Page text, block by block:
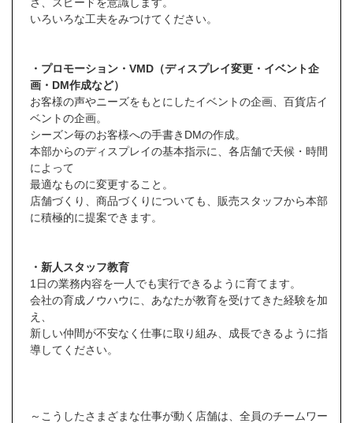
いろいろな工夫をみつけてください。
・プロモーション・VMD（ディスプレイ変更・イベント企
画・DM作成など）
お客様の声やニーズをもとにしたイベントの企画、百貨店イ
ベントの企画。
シーズン毎のお客様への手書きDMの作成。
本部からのディスプレイの基本指示に、各店舗で天候・時間
によって
最適なものに変更すること。
店舗づくり、商品づくりについても、販売スタッフから本部
に積極的に提案できます。
・新人スタッフ教育
1日の業務内容を一人でも実行できるように育てます。
会社の育成ノウハウに、あなたが教育を受けてきた経験を加
え、
新しい仲間が不安なく仕事に取り組み、成長できるように指
導してください。
～こうしたさまざまな仕事が動く店舗は、全員のチームワー